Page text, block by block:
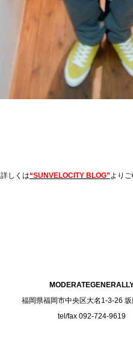
詳しくは“SUNVELOCITY BLOG”よりご
福岡県福岡市中央区大名1-3-26
tel/fax 092-724-9619